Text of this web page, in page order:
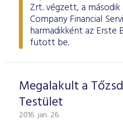
Zrt. végzett, a
Company Financial
harmadikként az Erste
futott be.
Megalakult a
Testület
2016. jan. 26.